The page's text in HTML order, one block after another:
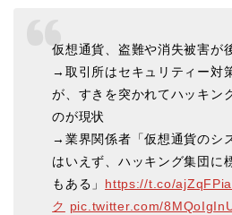
仮想通貨、盗難や消失被害が
→取引所はセキュリティー対
が、すきを突かれてハッキン
のが現状
→業界関係者「仮想通貨のシ
はいえず、ハッキング集団に
もある」 https://t.co/
ク pic.twitter.com/